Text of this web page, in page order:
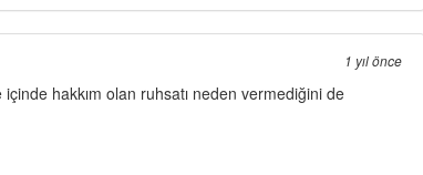
1 yıl önce
içinde hakkım olan ruhsatı neden vermediğini de